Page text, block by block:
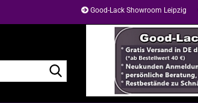
Good-Lack Showroom Leipzig